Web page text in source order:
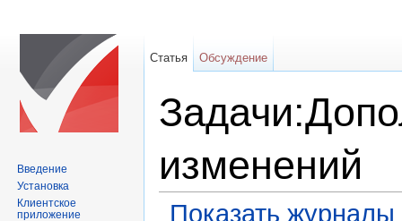
изменений
Показать
Статья Обсуждение
Введение
Установка
Клиентское
приложение